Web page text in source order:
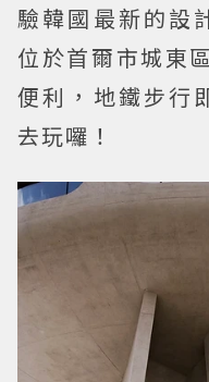
驗韓國最新的設
位於首爾市城東
便利，地鐵步行
去玩囉！